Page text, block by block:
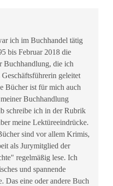
ich im Buchhandel tätig
bis Februar 2018 die
Buchhandlung, die ich
geleitet
Bücher ist für mich auch
Buchhandlung
schreibe ich in der Rubrik
meine Lektüreeindrücke.
sind vor allem Krimis,
als Jurymitglied der
regelmäßig lese. Ich
und spannende
Das eine oder andere Buch